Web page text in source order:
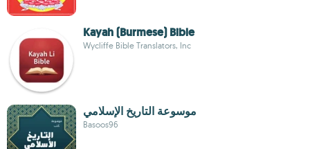
Kayah (Burmese) Bible
Wycliffe Bible Translators, Inc
موسوعة التاريخ الإسلامي
Basoos96